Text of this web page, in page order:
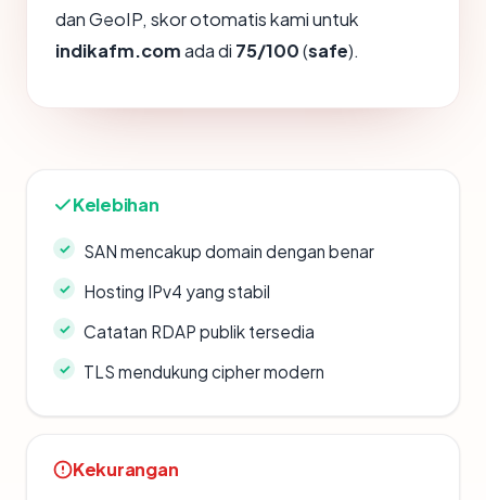
dan GeoIP, skor otomatis kami untuk
indikafm.comada di 75/100(safe).
Kelebihan
SAN mencakup domain dengan benar
Hosting IPv4 yang stabil
Catatan RDAP publik tersedia
TLS mendukung cipher modern
Kekurangan